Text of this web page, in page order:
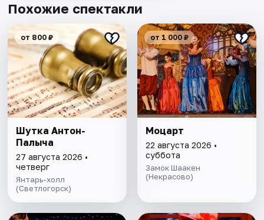
Похожие спектакли
от 800 ₽
Шутка Антон-
Палыча
27 августа 2026 •
четверг
Янтарь-холл
(Светлогорск)
от 1 000 ₽
Моцарт
22 августа 2026 •
суббота
Замок Шаакен
(Некрасово)